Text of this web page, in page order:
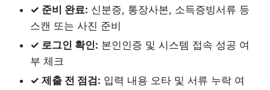
✓ 준비 완료: 신분증, 통장사본, 소득증빙서류 등
스캔 또는 사진 준비
✓ 로그인 확인: 본인인증 및 시스템 접속 성공 여
부 체크
✓ 제출 전 점검: 입력 내용 오타 및 서류 누락 여